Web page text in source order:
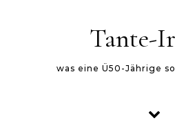
Tante-
was eine Ü50-Jährige